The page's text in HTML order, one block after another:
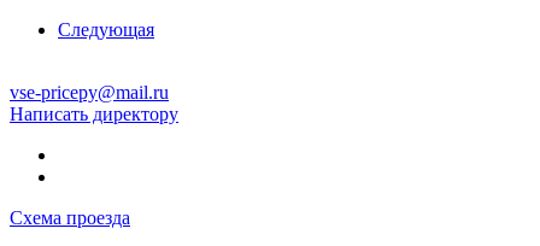
Следующая
vse-pricepy@mail.ru
Написать директору
Схема проезда